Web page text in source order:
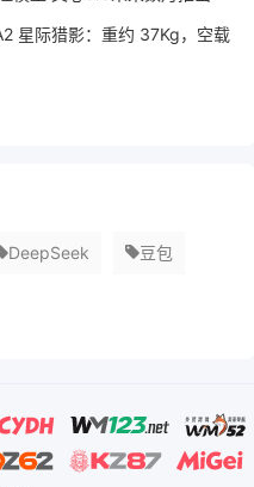
星际猎影：重约 37Kg，空载
DeepSeek 豆包